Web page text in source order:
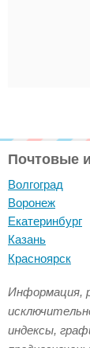
Почтовые
Волгоград
Воронеж
Екатеринбург
Казань
Красноярск
Информация,
индексы,